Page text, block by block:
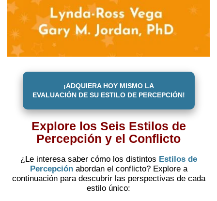
¡ADQUIERA HOY MISMO LA
EVALUACIÓN DE SU ESTILO DE PERCEPCIÓN!
Explore los Seis Estilos de
Percepción y el Conflicto
¿Le interesa saber cómo los distintos Estilos de
Percepciónabordan el conflicto? Explore a
continuación para descubrir las perspectivas de cada
estilo único: